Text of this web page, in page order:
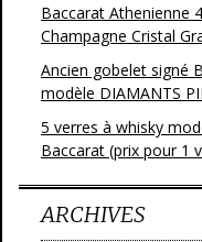
Baccarat Athenienne
Champagne Cristal
Ancien gobelet signé
modèle DIAMANTS
5 verres à whisky
Baccarat (prix pour 1
ARCHIVES